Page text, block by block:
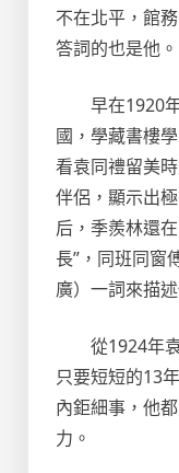
不在北平，館
答詞的也是他。
早在1920
國，學藏書樓
看袁同禮留美
伴侶，顯示出
后，季羨林還
長”，同班同窗
廣）一詞來描述
從1924年
只要短短的13
內鉅細事，他
力。